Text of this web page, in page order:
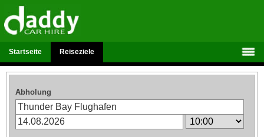
Startseite Reiseziele
Abholung